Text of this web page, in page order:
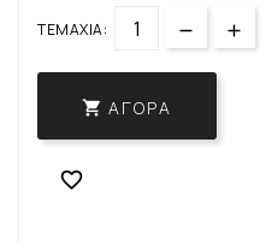
ΤΕΜΆΧΙΑ:
 ΑΓΟΡΆ
